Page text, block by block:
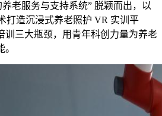
老服务与支持系统” 脱颖而出，以
打造沉浸式养老照护 VR 实训平
训三大瓶颈，用青年科创力量为养老